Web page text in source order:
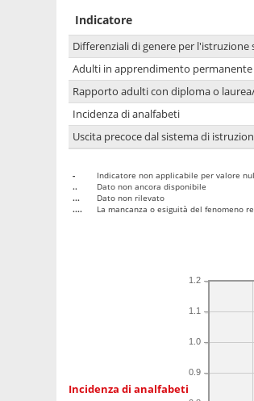
Indicatore
Differenziali di genere per l'istruzione
Adulti in apprendimento permanente
Rapporto adulti con diploma o
Incidenza di analfabeti
Uscita precoce dal sistema di
-
Indicatore non applicabile per valore
..
Dato non ancora disponibile
...
Dato non rilevato
....
La mancanza o esiguità del fenomeno
Incidenza di analfabeti
0.9
1.0
1.1
1.2